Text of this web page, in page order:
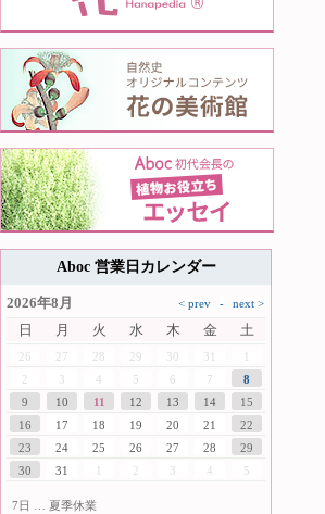
Aboc 営業日カレンダー
2026年8月
日
月 火 水 木 金 土
26 27 28 29 30 31
1
3 4 5 6 7
8
9
10 11 12 13 14
15
16
17 18 19 20 21
22
23
24 25 26 27 28
29
30
31 1 3 4 5
7日 … 夏季休業